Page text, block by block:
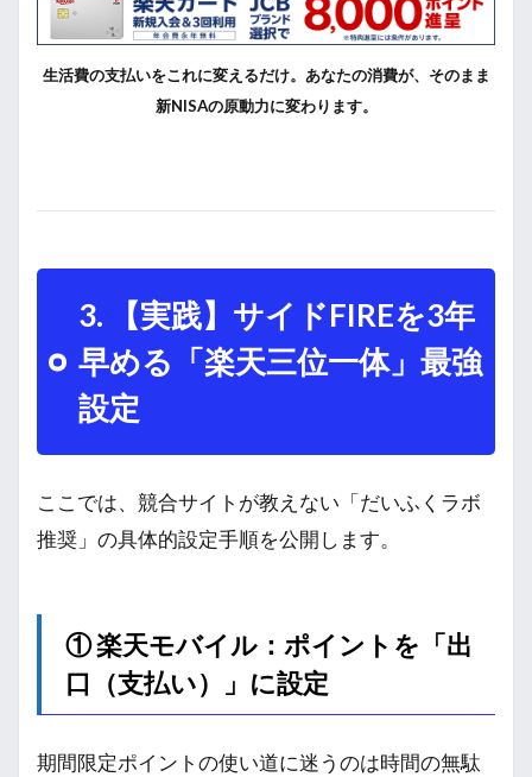
生活費の支払いをこれに変えるだけ。あなたの消費が、そのまま
新NISAの原動力に変わります。
3. 【実践】サイドFIREを3年
早める「楽天三位一体」最強
設定
ここでは、競合サイトが教えない「だいふくラボ
推奨」の具体的設定手順を公開します。
① 楽天モバイル：ポイントを「出
口（支払い）」に設定
期間限定ポイントの使い道に迷うのは時間の無駄